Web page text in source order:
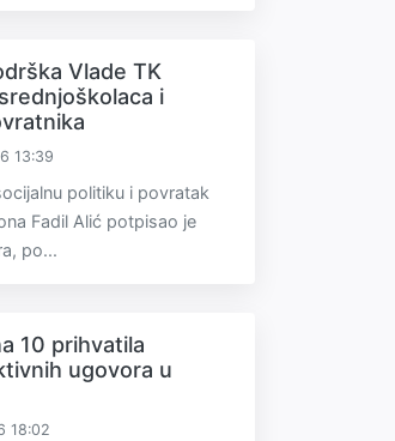
Vlade TK
i
13:39
politiku i povratak
Fadil Alić potpisao je
po...
10 prihvatila
ugovora u
18:02